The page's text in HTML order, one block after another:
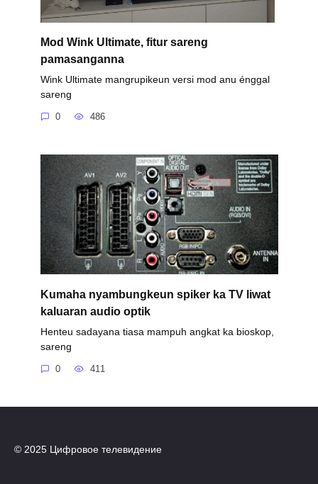
Mod Wink Ultimate, fitur sareng
pamasanganna
Wink Ultimate mangrupikeun versi mod anu énggal
sareng
0 486
Kumaha nyambungkeun spiker ka TV liwat
kaluaran audio optik
Henteu sadayana tiasa mampuh angkat ka bioskop,
sareng
0 411
© 2025 Цифровое телевидение